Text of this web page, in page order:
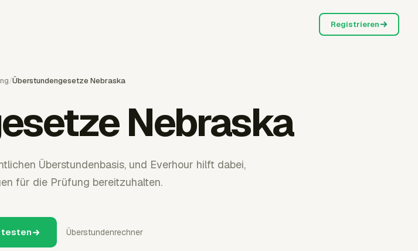
Registrieren
/Überstundengesetze Nebraska
Nebraska
Überstundenbasis, und Everhour hilft dabei,
für die Prüfung bereitzuhalten.
testen Überstundenrechner